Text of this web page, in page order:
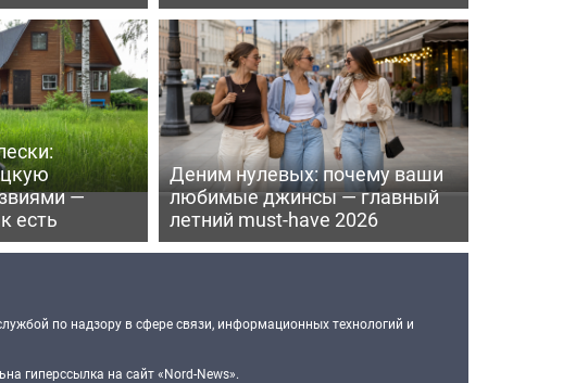
—
есть
Деним нулевых: почему ваши
любимые джинсы — главный
летний must-have 2026
по надзору в сфере связи, информационных технологий и
гиперссылка на сайт «Nord-News».